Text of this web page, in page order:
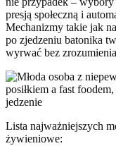
presją społeczną i
Mechanizmy takie jak
po zjedzeniu batonika
wyrwać bez
Lista najważniejszych
żywieniowe: